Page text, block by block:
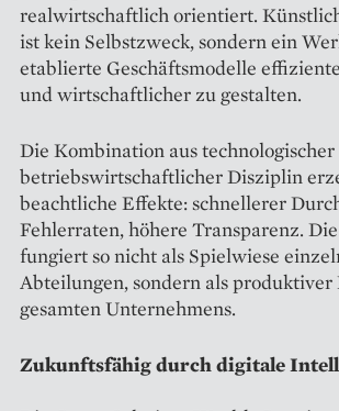
realwirtschaftlich orientiert.
ist kein Selbstzweck, sondern ein
etablierte Geschäftsmodelle
und wirtschaftlicher zu gestalten.
Die Kombination aus
betriebswirtschaftlicher Disziplin
beachtliche Effekte: schnellerer
Fehlerraten, höhere Transparenz.
fungiert so nicht als Spielwiese
Abteilungen, sondern als produktiver
gesamten Unternehmens.
Zukunftsfähig durch digitale